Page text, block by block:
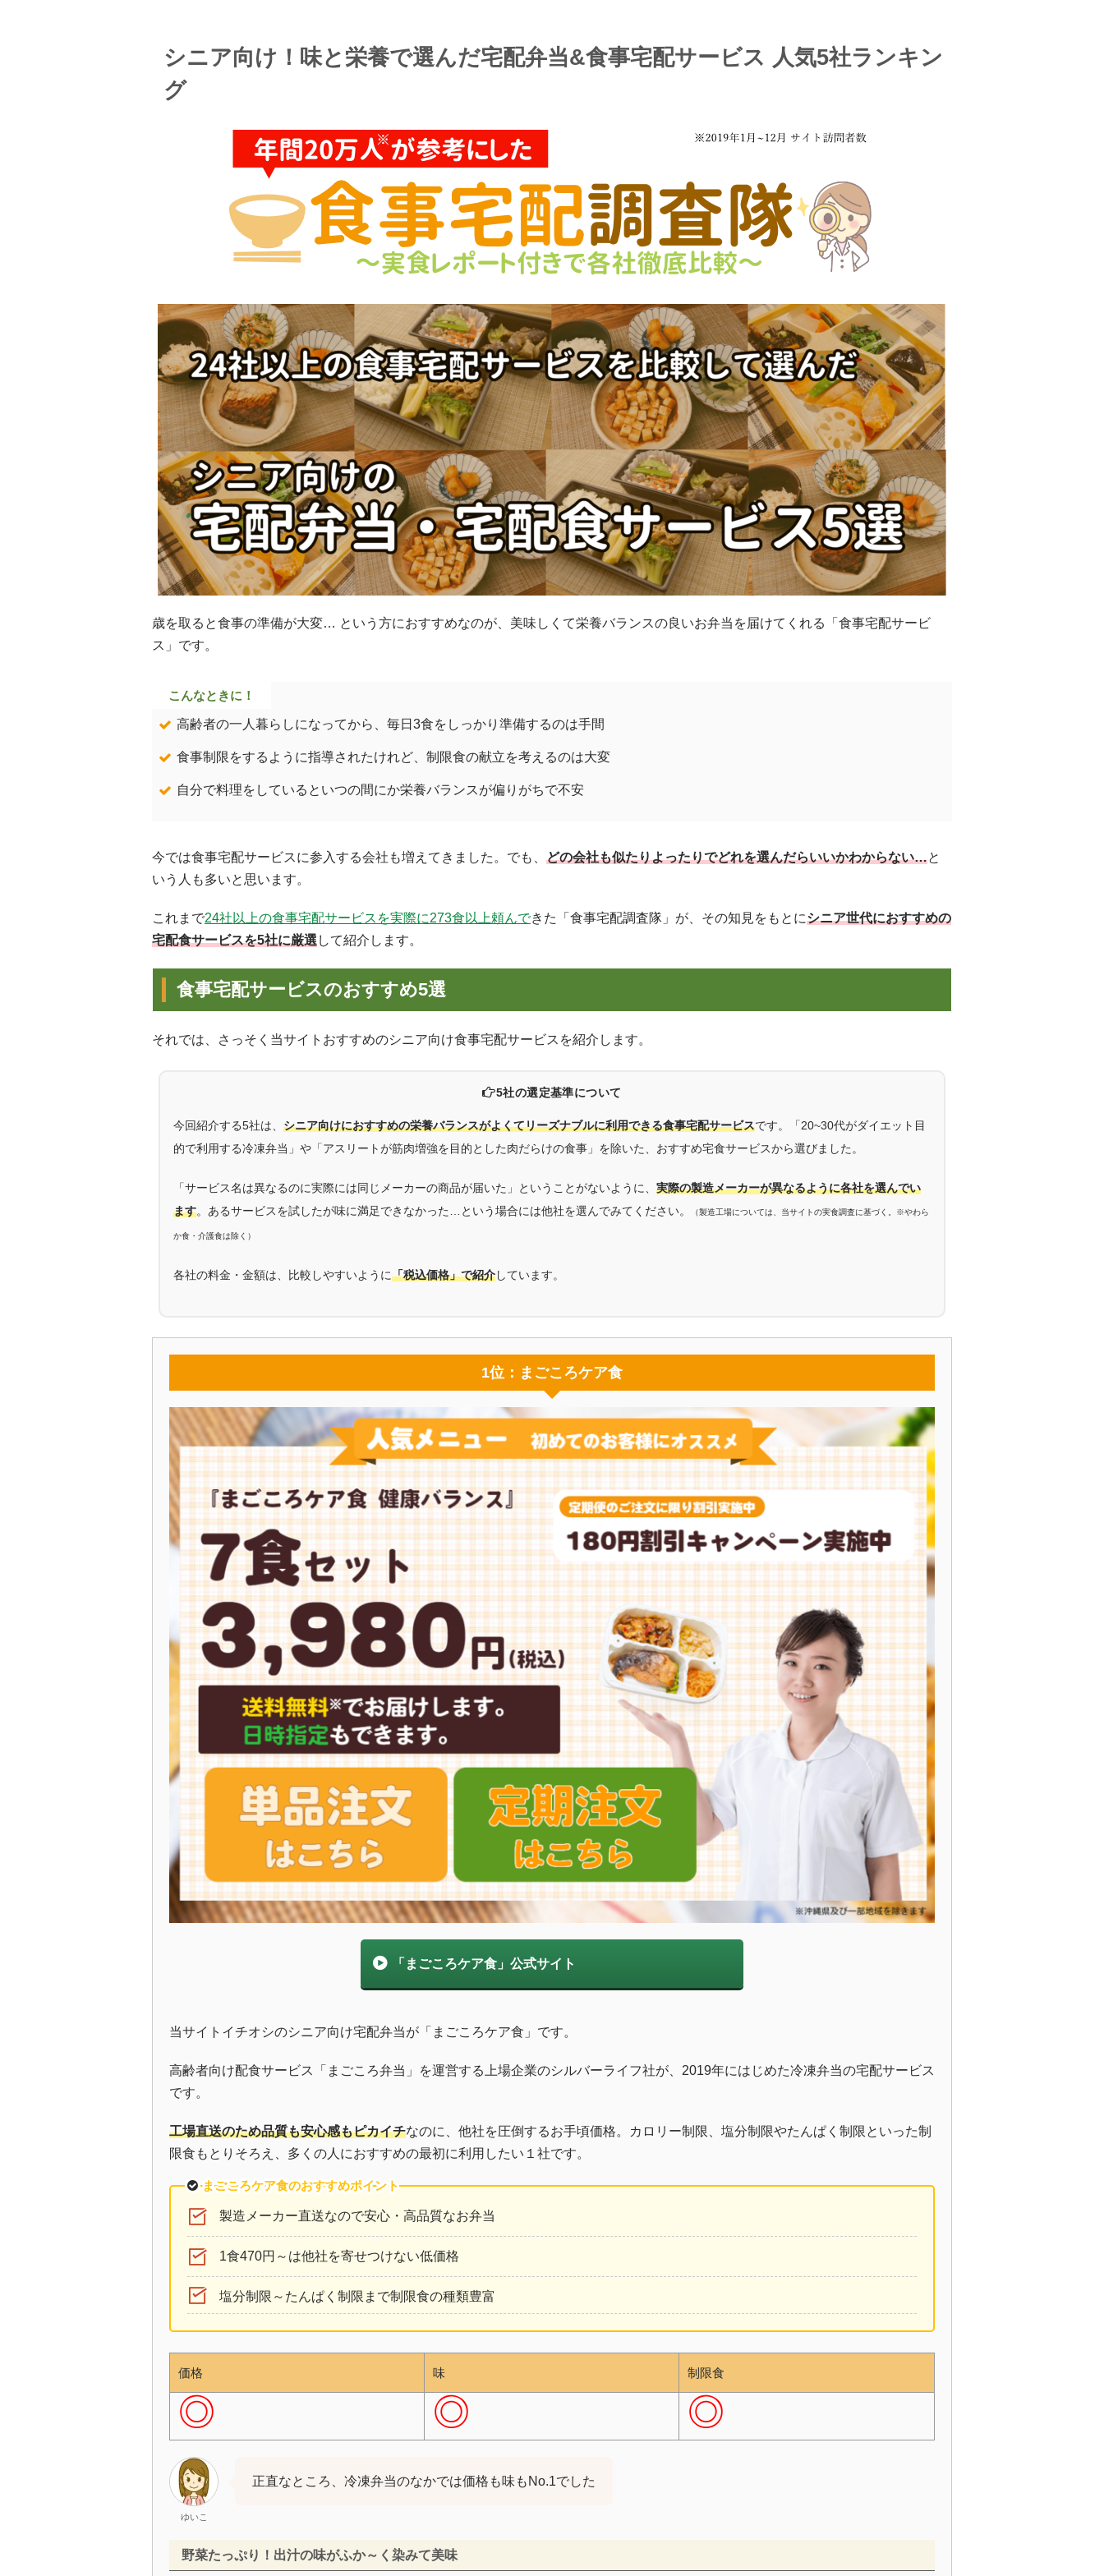
シニア向け！味と栄養で選んだ宅配弁当&食事宅配サービス 人気5社ランキン
グ
歳を取ると食事の準備が大変… という方におすすめなのが、美味しくて栄養バランスの良いお弁当を届けてくれる「食事宅配サービ
ス」です。
こんなときに！
高齢者の一人暮らしになってから、毎日3食をしっかり準備するのは手間
食事制限をするように指導されたけれど、制限食の献立を考えるのは大変
自分で料理をしているといつの間にか栄養バランスが偏りがちで不安
今では食事宅配サービスに参入する会社も増えてきました。でも、 どの会社も似たりよったりでどれを選んだらいいかわからない…と
いう人も多いと思います。
これまで24社以上の食事宅配サービスを実際に273食以上頼んできた「食事宅配調査隊」が、その知見をもとにシニア世代におすすめの
宅配食サービスを5社に厳選して紹介します。
食事宅配サービスのおすすめ5選
それでは、さっそく当サイトおすすめのシニア向け食事宅配サービスを紹介します。
5社の選定基準について
今回紹介する5社は、 シニア向けにおすすめの栄養バランスがよくてリーズナブルに利用できる食事宅配サービスです。「20~30代がダイエット目
的で利用する冷凍弁当」や「アスリートが筋肉増強を目的とした肉だらけの食事」を除いた、おすすめ宅食サービスから選びました。
「サービス名は異なるのに実際には同じメーカーの商品が届いた」ということがないように、 実際の製造メーカーが異なるように各社を選んでい
ます。あるサービスを試したが味に満足できなかった…という場合には他社を選んでみてください。 （製造工場については、当サイトの実食調査に基づく。※やわら
か食・介護食は除く）
各社の料金・金額は、比較しやすいように「税込価格」で紹介しています。
1位：まごころケア食
「まごころケア食」公式サイト
当サイトイチオシのシニア向け宅配弁当が「まごころケア食」です。
高齢者向け配食サービス「まごころ弁当」を運営する上場企業のシルバーライフ社が、2019年にはじめた冷凍弁当の宅配サービス
です。
工場直送のため品質も安心感もピカイチなのに、他社を圧倒するお手頃価格。カロリー制限、塩分制限やたんぱく制限といった制
限食もとりそろえ、多くの人におすすめの最初に利用したい１社です。
まごころケア食のおすすめポイント
製造メーカー直送なので安心・高品質なお弁当
1食470円～は他社を寄せつけない低価格
塩分制限～たんぱく制限まで制限食の種類豊富
価格 味 制限食
◎ ◎ ◎
ゆいこ
正直なところ、冷凍弁当のなかでは価格も味もNo.1でした
野菜たっぷり！出汁の味がふか～く染みて美味